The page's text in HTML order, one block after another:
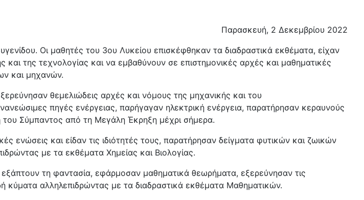
Παρασκευή, 2 Δεκεμβρίου 2022
Οι μαθητές του 3ου Λυκείου επισκέφθηκαν τα διαδραστικά εκθέματα, είχαν
της τεχνολογίας και να εμβαθύνουν σε επιστημονικές αρχές και μαθηματικές
και μηχανών.
θεμελιώδεις αρχές και νόμους της μηχανικής και του
πηγές ενέργειας, παρήγαγαν ηλεκτρική ενέργεια, παρατήρησαν κεραυνούς
του Σύμπαντος από τη Μεγάλη Έκρηξη μέχρι σήμερα.
ενώσεις και είδαν τις ιδιότητές τους, παρατήρησαν δείγματα φυτικών και ζωικών
με τα εκθέματα Χημείας και Βιολογίας.
τη φαντασία, εφάρμοσαν μαθηματικά θεωρήματα, εξερεύνησαν τις
κύματα αλληλεπιδρώντας με τα διαδραστικά εκθέματα Μαθηματικών.